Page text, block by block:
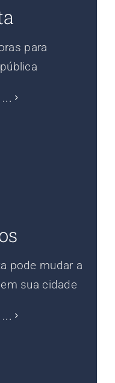
para
pode mudar a
sua cidade